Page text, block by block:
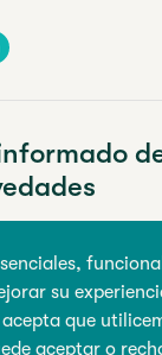
su
que
aceptar o
Apellido